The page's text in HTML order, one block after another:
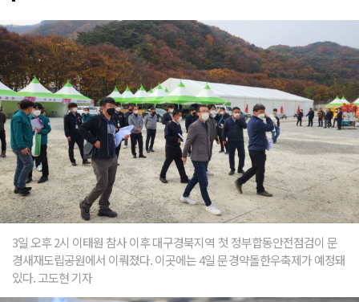
3일 오후 2시 이태원 참사 이후 대구경북지역 첫 정부합동안전점검이 문
경새재도립공원에서 이뤄졌다. 이곳에는 4일 문경약돌한우축제가 예정돼
있다. 고도현 기자